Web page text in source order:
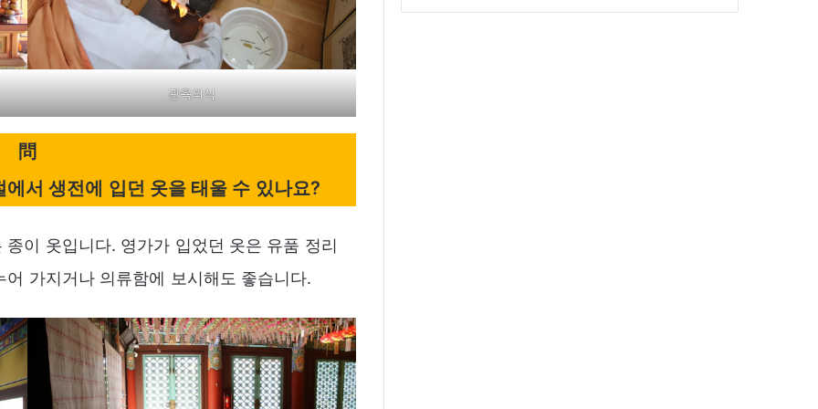
관욕의식
問
서 생전에 입던 옷을 태울 수 있나요?
이 옷입니다. 영가가 입었던 옷은 유품 정리
가지거나 의류함에 보시해도 좋습니다.